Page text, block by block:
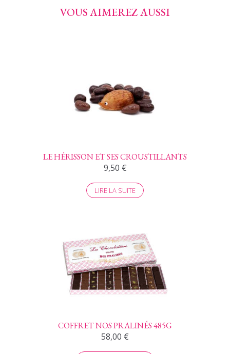
VOUS AIMEREZ AUSSI
LE HÉRISSON ET SES CROUSTILLANTS
9,50 €
LIRE LA SUITE
COFFRET NOS PRALINÉS 485G
58,00 €